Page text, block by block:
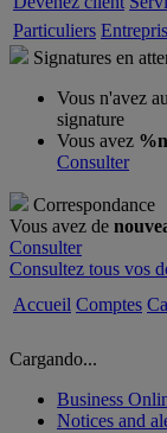
Particuliers
Signatures en
Vous n'avez
signature
Vous avez
Consulter
Correspondance
Vous avez de
Consulter
Consultez tous vos
Accueil Comptes
Cargando...
Business
Notices and